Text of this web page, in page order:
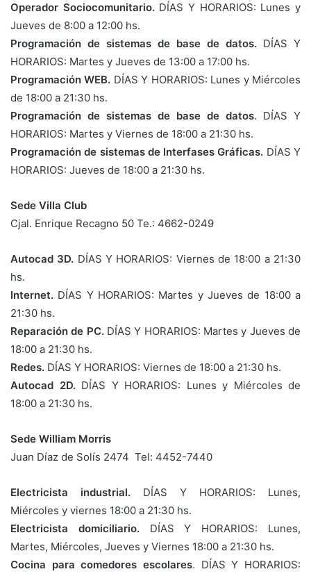
Operador Sociocomunitario.DÍAS Y HORARIOS: Lunes y
Jueves de 8:00 a 12:00 hs.
Programación de sistemas de base de datos. DÍAS Y
HORARIOS: Martes y Jueves de 13:00 a 17:00 hs.
Programación WEB. DÍAS Y HORARIOS: Lunes y Miércoles
de 18:00 a 21:30 hs.
Programación de sistemas de base de datos. DÍAS Y
HORARIOS: Martes y Viernes de 18:00 a 21:30 hs.
Programación de sistemas de Interfases Gráficas. DÍAS Y
HORARIOS: Jueves de 18:00 a 21:30 hs.
Sede Villa Club
Cjal. Enrique Recagno 50 Te.: 4662-0249
Autocad 3D. DÍAS Y HORARIOS: Viernes de 18:00 a 21:30
hs.
Internet. DÍAS Y HORARIOS: Martes y Jueves de 18:00 a
21:30 hs.
Reparación de PC.DÍAS Y HORARIOS: Martes y Jueves de
18:00 a 21:30 hs.
Redes. DÍAS Y HORARIOS: Viernes de 18:00 a 21:30 hs.
Autocad 2D.DÍAS Y HORARIOS: Lunes y Miércoles de
18:00 a 21:30 hs.
Sede William Morris
Juan Díaz de Solís 2474 Tel: 4452-7440
Electricista industrial. DÍAS Y HORARIOS: Lunes,
Miércoles y viernes 18:00 a 21:30 hs.
Electricista domiciliario.DÍAS Y HORARIOS: Lunes,
Martes, Miércoles, Jueves y Viernes 18:00 a 21:30 hs.
Cocina para comedores escolares. DÍAS Y HORARIOS: